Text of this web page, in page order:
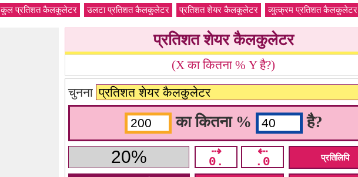
कुल प्रतिशत कैलकुलेटर उलटा प्रतिशत कैलकुलेटर प्रतिशत शेयर कैलकुलेटर व्युत्क्रम प्रतिशत कैलकुलेटर
प्रतिशत शेयर कैलकुलेटर
(X का कितना % Y है?)
चुनना
का कितना % है?
⇢
0.
⇠
.0 प्रतिलिपि